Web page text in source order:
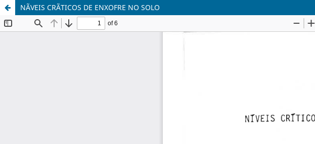
NÃVEIS CRÃTICOS DE ENXOFRE NO SOLO